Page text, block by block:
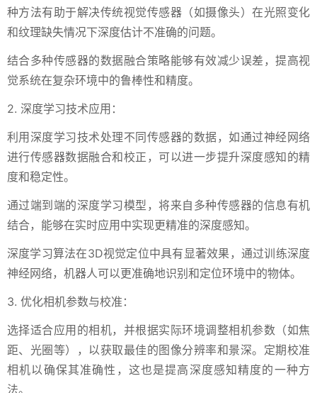
种方法有助于解决传统视觉传感器（如摄像头）在光照变化
和纹理缺失情况下深度估计不准确的问题。
结合多种传感器的数据融合策略能够有效减少误差，提高视
觉系统在复杂环境中的鲁棒性和精度。
2. 深度学习技术应用：
利用深度学习技术处理不同传感器的数据，如通过神经网络
进行传感器数据融合和校正，可以进一步提升深度感知的精
度和稳定性。
通过端到端的深度学习模型，将来自多种传感器的信息有机
结合，能够在实时应用中实现更精准的深度感知。
深度学习算法在3D视觉定位中具有显著效果，通过训练深度
神经网络，机器人可以更准确地识别和定位环境中的物体。
3. 优化相机参数与校准：
选择适合应用的相机，并根据实际环境调整相机参数（如焦
距、光圈等），以获取最佳的图像分辨率和景深。定期校准
相机以确保其准确性，这也是提高深度感知精度的一种方
法。